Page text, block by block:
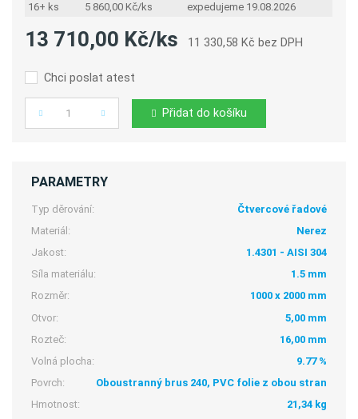
16+ ks
5 860,00 Kč/ks expedujeme 19.08.2026
13 710,00 Kč/ks 11 330,58 Kč bez DPH
Chci poslat atest
Počet Přidat do košíku
PARAMETRY
Typ děrování:
Čtvercové řadové
Materiál:
Nerez
Jakost:
1.4301 - AISI 304
Síla materiálu:
1.5 mm
Rozměr:
1000 x 2000 mm
Otvor:
5,00 mm
Rozteč:
16,00 mm
Volná plocha:
9.77 %
Povrch:
Oboustranný brus 240, PVC folie z obou stran
Hmotnost:
21,34 kg